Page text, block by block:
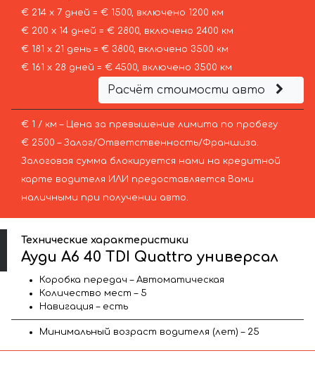
€ 214 х 7 дней = € 1500, включено 1200 км
€ 200 х 14 дней = € 2800, включено 2400 км
€ 181 х 21 день = € 3800, включено 3500 км
€ 161 х 28 дней = € 4500, включено 3500 км
Расчёт стоимости авто
€ 1 / км – Цена за превышение лимита по пробегу
€ 2500 – Залог/Ответственность/Франшиза.
Залоговая сумма блокируется нами на кредитной
карте водителя ИЛИ предоставляется Вами
наличными при получении авто.
Технические характеристики
Ауди A6 40 TDI Quattro универсал
Коробка передач – Автоматическая
Количество мест – 5
Навигация – есть
Минимальный возраст водителя (лет) – 25